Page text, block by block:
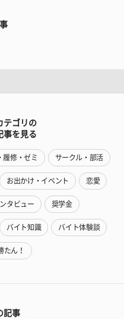
テゴリの
事を見る
履修・ゼミ サークル・部活
お出かけ・イベント 恋愛
タビュー 奨学金
バイト知識 バイト体験談
たん！
記事